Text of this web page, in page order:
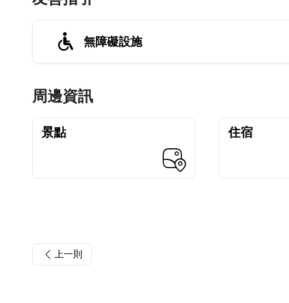
無障礙設施
周邊資訊
景點 住宿
上一則